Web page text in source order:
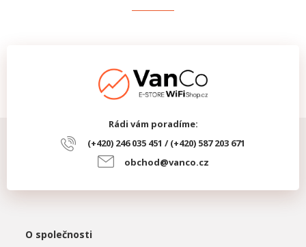
Rádi vám poradíme:
(+420) 246 035 451 / (+420) 587 203 671
obchod@vanco.cz
O společnosti